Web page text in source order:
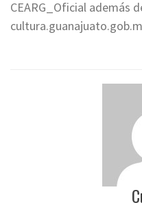
CEARG_Oficial además